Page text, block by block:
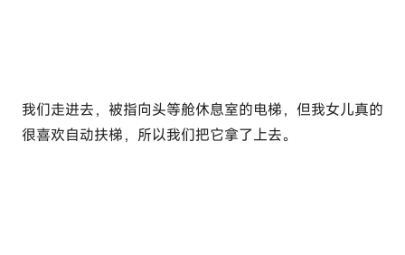
我们走进去，被指向头等舱休息室的电梯，但我女儿真的
很喜欢自动扶梯，所以我们把它拿了上去。